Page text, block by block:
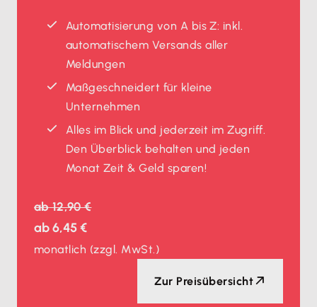
Automatisierung von A bis Z: inkl.
automatischem Versands aller
Meldungen
Maßgeschneidert für kleine
Unternehmen
Alles im Blick und jederzeit im Zugriff.
Den Überblick behalten und jeden
Monat Zeit & Geld sparen!
ab12,90 €
ab6,45 €
monatlich (zzgl. MwSt.)
Zur Preisübersicht